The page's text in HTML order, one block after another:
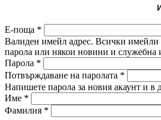
Е-поща *
Валиден имейл адрес. Всички имейли
парола или някои новини и служебна
Парола *
Потвърждаване на паролата *
Напишете парола за новия акаунт и в
Име *
Фамилия *